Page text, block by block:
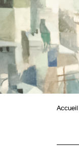
Accueil